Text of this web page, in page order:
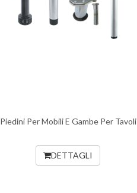
Piedini Per Mobili E Gambe Per Tavoli
DETTAGLI